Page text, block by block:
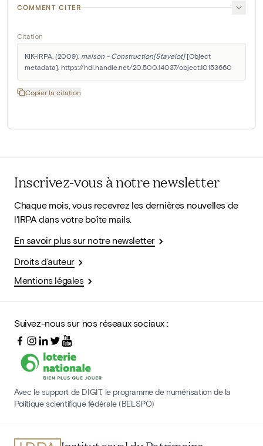
COMMENT CITER
Citation
KIK-IRPA. (2009). maison - Construction[Stavelot] [Object
metadata]. https://hdl.handle.net/20.500.14037/object.10153660
Copier la citation
Inscrivez-vous à notre newsletter
Chaque mois, vous recevrez les dernières nouvelles de
l'IRPA dans votre boîte mails.
En savoir plus sur notre newsletter
Droits d'auteur
Mentions légales
Suivez-nous sur nos réseaux sociaux :
Avec le support de DIGIT, le programme de numérisation de la
Politique scientifique fédérale (BELSPO)